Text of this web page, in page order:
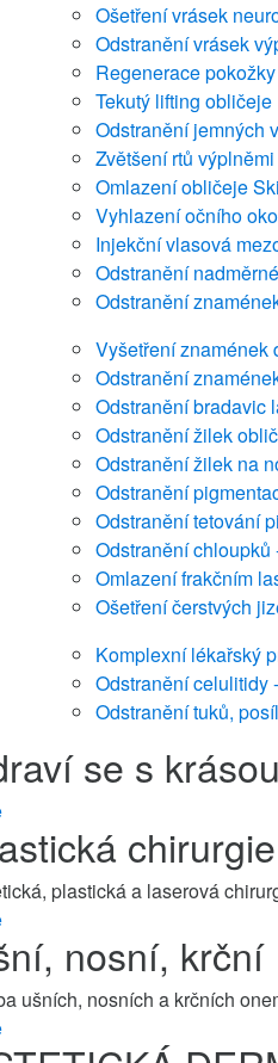
Ošetření vrásek
Odstranění vrásek
Regenerace
Tekutý lifting obličeje
Odstranění jemných
Zvětšení rtů výplněmi
Omlazení obličeje
Vyhlazení očního
Injekční vlasová
Odstranění
Odstranění
Vyšetření znamének
Odstranění
Odstranění bradavic
Odstranění žilek
Odstranění žilek na
Odstranění
Odstranění tetování
Odstranění
Omlazení frakčním
Ošetření čerstvých
Komplexní lékařský
Odstranění celulitidy
Odstranění tuků,
se s
chirurgie
plastická a laserová
nosní, krční
ušních, nosních a krčních